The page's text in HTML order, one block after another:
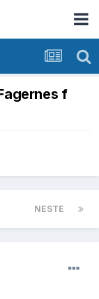
f
NESTE